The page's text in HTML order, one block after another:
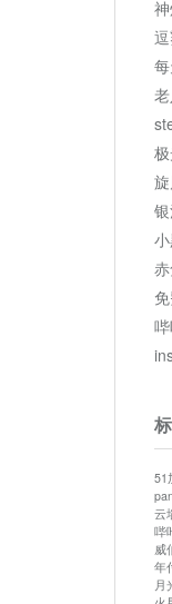
51
云
哔
威
年
月